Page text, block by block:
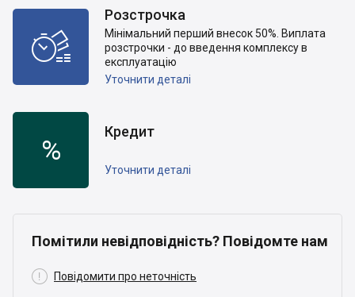

Розстрочка
Мінімальний перший внесок 50%. Виплата
розстрочки - до введення комплексу в
експлуатацію
Уточнити деталі
%
Кредит
Уточнити деталі
Помітили невідповідність? Повідомте нам
 Повідомити про неточність